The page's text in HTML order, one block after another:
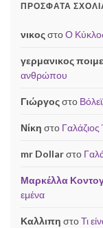
ΠΡΌΣΦΑΤΑ
νικοςστοΟ
γερμανικος
ανθρώπου
Γιώργοςστο
Νίκη στο
mr Dollarστο
Μαρκέλλα
εμένα
Καλλιπη στοΤι